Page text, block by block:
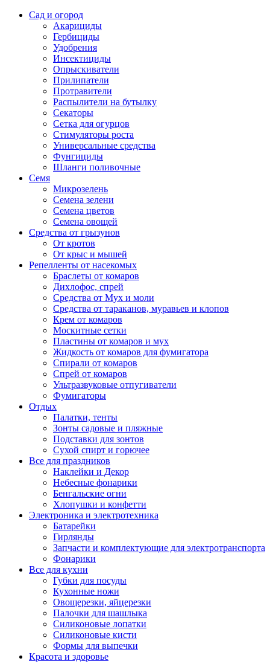
Сад и огород
Акарициды
Гербициды
Удобрения
Инсектициды
Опрыскиватели
Прилипатели
Протравители
Распылители на бутылку
Секаторы
Сетка для огурцов
Стимуляторы роста
Универсальные средства
Фунгициды
Шланги поливочные
Семя
Микрозелень
Семена зелени
Семена цветов
Семена овощей
Средства от грызунов
От кротов
От крыс и мышей
Репелленты от насекомых
Браслеты от комаров
Дихлофос, спрей
Средства от Мух и моли
Средства от тараканов, муравьев и клопов
Крем от комаров
Москитные сетки
Пластины от комаров и мух
Жидкость от комаров для фумигатора
Спирали от комаров
Спрей от комаров
Ультразвуковые отпугиватели
Фумигаторы
Отдых
Палатки, тенты
Зонты садовые и пляжные
Подставки для зонтов
Сухой спирт и горючее
Все для праздников
Наклейки и Декор
Небесные фонарики
Бенгальские огни
Хлопушки и конфетти
Электроника и электротехника
Батарейки
Гирлянды
Запчасти и комплектующие для электротранспорта
Фонарики
Все для кухни
Губки для посуды
Кухонные ножи
Овощерезки, яйцерезки
Палочки для шашлыка
Силиконовые лопатки
Силиконовые кисти
Формы для выпечки
Красота и здоровье